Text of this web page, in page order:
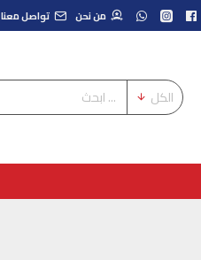
من نحن تواصل معنا
الكل